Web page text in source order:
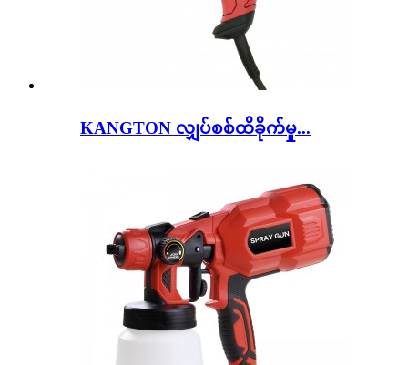
KANGTON လျှပ်စစ်ထိခိုက်မှု...